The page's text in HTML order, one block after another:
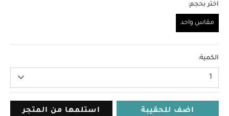
اختر بحجم:
مقاس واحد
الكمية:
1
اضف للحقيبة استلمها من المتجر